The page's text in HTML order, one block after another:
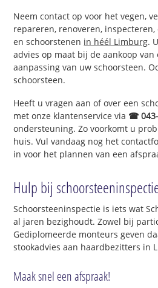
Neem contact op voor het vegen,
repareren, renoveren,
en schoorstenen in héél Limburg.
advies op maat bij de aankoop van
aanpassing van uw schoorsteen.
schoorsteen.
Heeft u vragen aan of over een
met onze klantenservice via ☎
ondersteuning. Zo voorkomt u
huis. Vul vandaag nog het
in voor het plannen van een
Hulp bij
Schoorsteeninspectie is iets wat
al jaren bezighoudt. Zowel bij
Gediplomeerde monteurs geven
stookadvies aan haardbezitters in
Maak snel een afspraak!